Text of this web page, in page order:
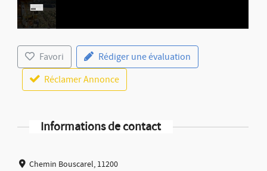
Favori
Rédiger une évaluation
Réclamer Annonce
Informations de contact
Chemin Bouscarel, 11200